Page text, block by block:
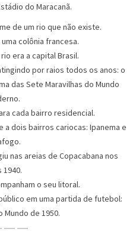
do Maracanã.
de um rio que não existe.
colônia francesa.
era a capital Brasil.
por raios todos os anos: o
das Sete Maravilhas do Mundo
cada bairro residencial.
a dois bairros cariocas: Ipanema e
nas areias de Copacabana nos
1940.
o seu litoral.
em uma partida de futebol:
Mundo de 1950.